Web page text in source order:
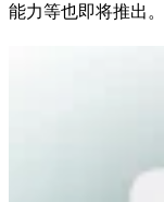
能力等也即将推出。